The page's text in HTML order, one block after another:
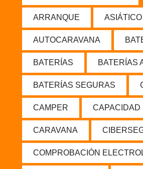
ARRANQUE ASIÁTICO
AUTOCARAVANA
BATERÍAS BATERÍAS
BATERÍAS SEGURAS
CAMPER CAPACIDAD
CARAVANA
COMPROBACIÓN